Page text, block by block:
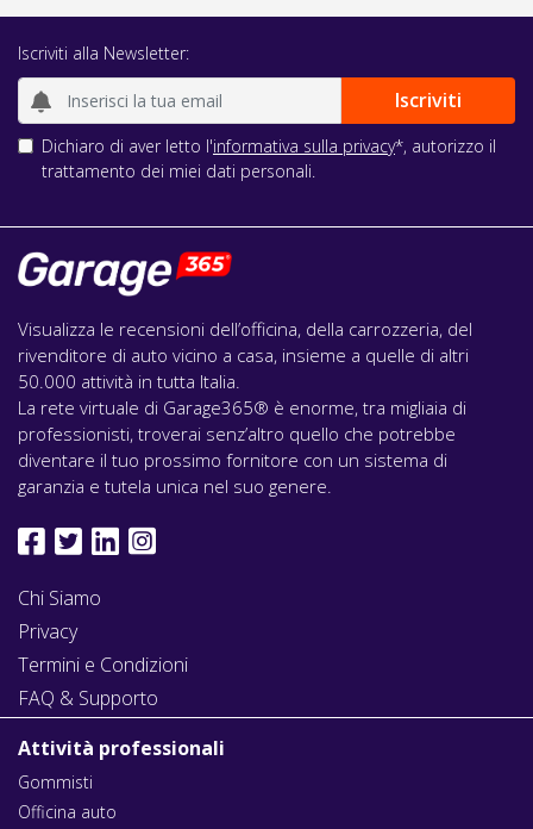
Iscriviti alla Newsletter:
Dichiaro di aver letto l'informativa sulla privacy*, autorizzo il
trattamento dei miei dati personali.
Visualizza le recensioni dell’officina, della carrozzeria, del
rivenditore di auto vicino a casa, insieme a quelle di altri
50.000 attività in tutta Italia.
La rete virtuale di Garage365® è enorme, tra migliaia di
professionisti, troverai senz’altro quello che potrebbe
diventare il tuo prossimo fornitore con un sistema di
garanzia e tutela unica nel suo genere.
Chi Siamo
Privacy
Termini e Condizioni
FAQ & Supporto
Attività professionali
Gommisti
Officina auto